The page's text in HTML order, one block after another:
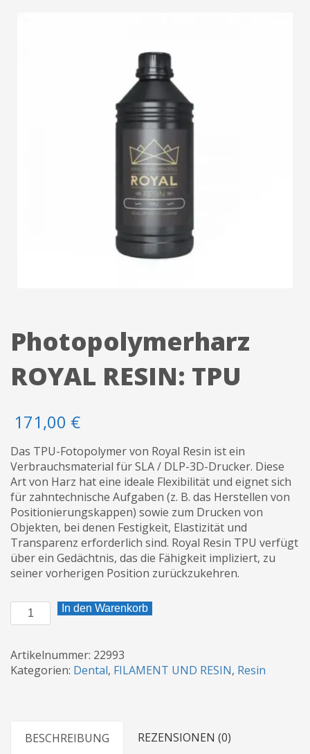
Photopolymerharz
ROYAL RESIN: TPU
171,00 €
Das TPU-Fotopolymer von Royal Resin ist ein
Verbrauchsmaterial für SLA / DLP-3D-Drucker. Diese
Art von Harz hat eine ideale Flexibilität und eignet sich
für zahntechnische Aufgaben (z. B. das Herstellen von
Positionierungskappen) sowie zum Drucken von
Objekten, bei denen Festigkeit, Elastizität und
Transparenz erforderlich sind. Royal Resin TPU verfügt
über ein Gedächtnis, das die Fähigkeit impliziert, zu
seiner vorherigen Position zurückzukehren.
Photopolymerharz
ROYAL
TPU
Menge
In den Warenkorb
Artikelnummer: 22993
Kategorien: Dental, FILAMENT UND RESIN, Resin
BESCHREIBUNG REZENSIONEN (0)